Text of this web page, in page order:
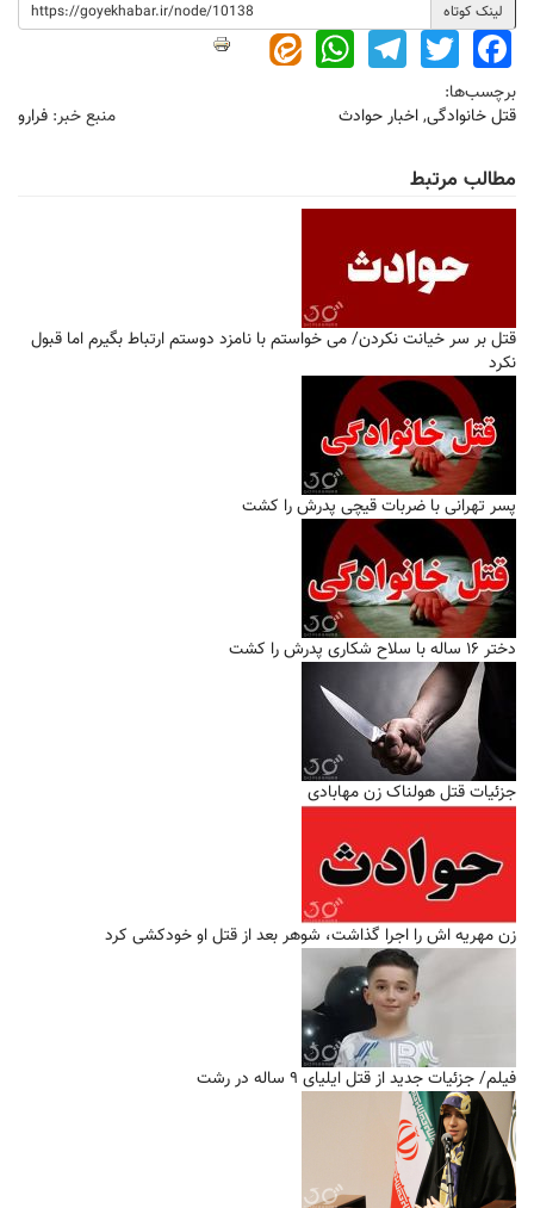
لینک کوتاه
Facebook
Twitter
Telegram
WhatsApp
برچسب‌ها:
قتل خانوادگی,اخبار حوادث منبع خبر: فرارو
مطالب مرتبط
قتل بر سر خیانت نکردن/ می خواستم با نامزد دوستم ارتباط بگیرم اما قبول
نکرد
پسر تهرانی با ضربات قیچی پدرش را کشت
دختر ۱۶ ساله با سلاح شکاری پدرش را کشت
جزئیات قتل هولناک زن مهابادی
زن مهریه اش را اجرا گذاشت، شوهر بعد از قتل او خودکشی کرد
فیلم/ جزئیات جدید از قتل ایلیای ۹ ساله در رشت